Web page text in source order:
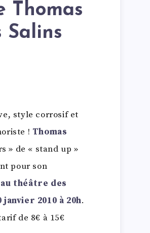
Thomas
Salins
style corrosif et
! Thomas
» de « stand up »
pour son
au théâtre des
2010 à 20h.
de 8€ à 15€